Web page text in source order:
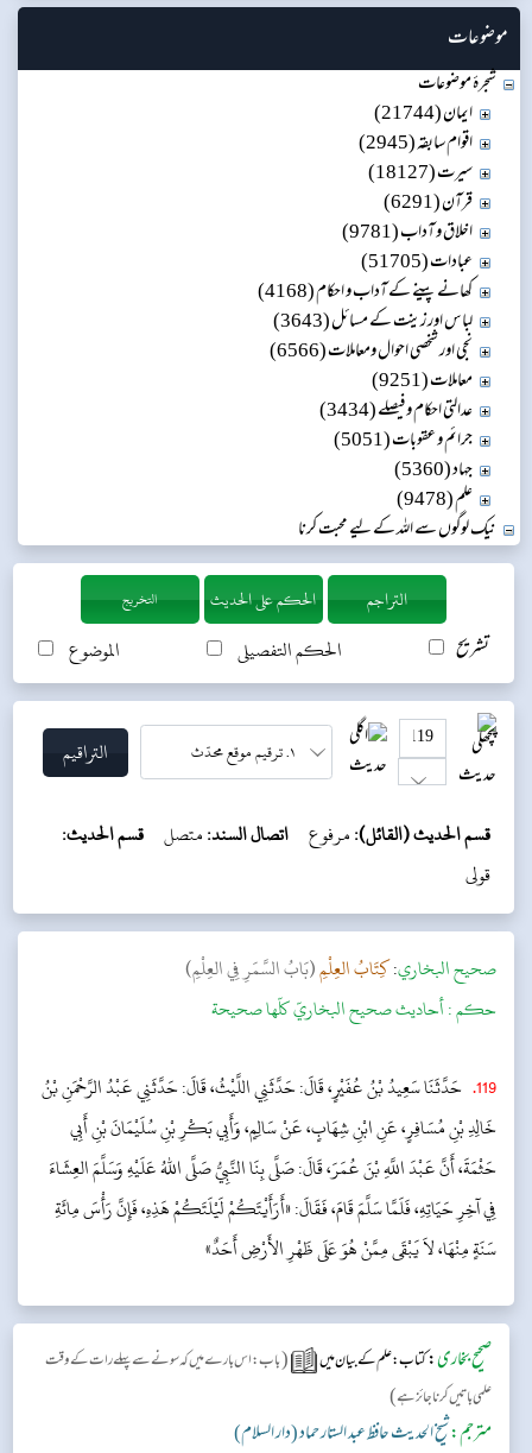
موضوعات
شجرۂ موضوعات
ایمان (21744)
اقوام سابقہ (2945)
سیرت (18127)
قرآن (6291)
اخلاق و آداب (9781)
عبادات (51705)
کھانے پینے کے آداب و احکام (4168)
لباس اور زینت کے مسائل (3643)
نجی اور شخصی احوال ومعاملات (6566)
معاملات (9251)
عدالتی احکام و فیصلے (3434)
جرائم و عقوبات (5051)
جہاد (5360)
علم (9478)
نیک لوگوں سے اللہ کے لیے محبت کرنا
تشریح الحکم التفصیلی الموضوع
التخريج
قسم الحديث (القائل):مرفوع اتصال السند:متصل قسم الحديث:
قولی
‌صحيح البخاري:كِتَابُ العِلْمِ(بَابُ السَّمَرِ فِي العِلْمِ)
حکم :أحاديث صحيح البخاريّ كلّها صحيحة
119
. حَدَّثَنَا سَعِيدُ بْنُ عُفَيْرٍ، قَالَ: حَدَّثَنِي اللَّيْثُ، قَالَ: حَدَّثَنِي عَبْدُ الرَّحْمَنِ بْنُ
خَالِدِ بْنِ مُسَافِرٍ، عَنِ ابْنِ شِهَابٍ، عَنْ سَالِمٍ، وَأَبِي بَكْرِ بْنِ سُلَيْمَانَ بْنِ أَبِي
حَثْمَةَ، أَنَّ عَبْدَ اللَّهِ بْنَ عُمَرَ، قَالَ: صَلَّى بِنَا النَّبِيُّ صَلَّى اللهُ عَلَيْهِ وَسَلَّمَ العِشَاءَ
فِي آخِرِ حَيَاتِهِ، فَلَمَّا سَلَّمَ قَامَ، فَقَالَ: «أَرَأَيْتَكُمْ لَيْلَتَكُمْ هَذِهِ، فَإِنَّ رَأْسَ مِائَةِ
سَنَةٍ مِنْهَا، لاَ يَبْقَى مِمَّنْ هُوَ عَلَى ظَهْرِ الأَرْضِ أَحَدٌ»
صحیح بخاری:کتاب: علم کے بیان میں (باب:اس بارے میں کہ سونے سے پہلے رات کے وقت
علمی باتیں کرنا جائز ہے)
مترجم:شیخ الحدیث حافظ عبد الستار حماد (دار السلام)